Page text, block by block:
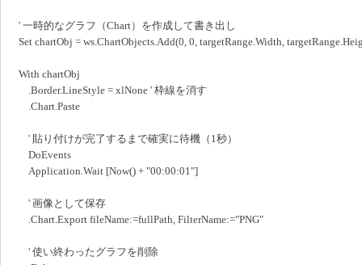
' 一時的なグラフ（Chart）を作成して書き出し
Set chartObj = ws.ChartObjects.Add(0, 0, targetRange.Width,
With chartObj
.Border.LineStyle = xlNone ' 枠線を消す
.Chart.Paste
' 貼り付けが完了するまで確実に待機（1秒）
DoEvents
Application.Wait [Now() + "00:00:01"]
' 画像として保存
.Chart.Export fileName:=fullPath, FilterName:="PNG"
' 使い終わったグラフを削除